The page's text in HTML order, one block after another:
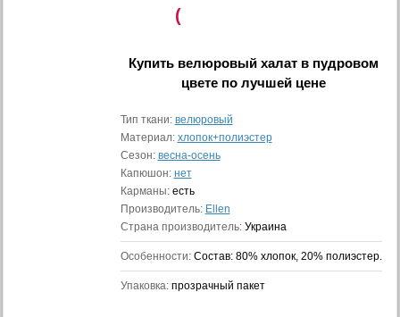
(
Купить велюровый халат в пудровом
цветепо лучшей цене
Тип ткани: велюровый
Материал: хлопок+полиэстер
Сезон: весна-осень
Капюшон: нет
Карманы: есть
Производитель: Ellen
Страна производитель: Украина
Особенности: Состав: 80% хлопок, 20% полиэстер.
Упаковка: прозрачный пакет